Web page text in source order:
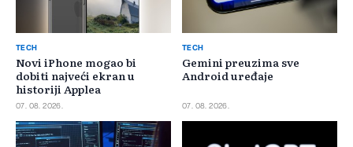
TECH
Novi iPhone mogao bi
dobiti najveći ekran u
historiji Applea
07. 08. 2026.
TECH
Gemini preuzima sve
Android uređaje
07. 08. 2026.